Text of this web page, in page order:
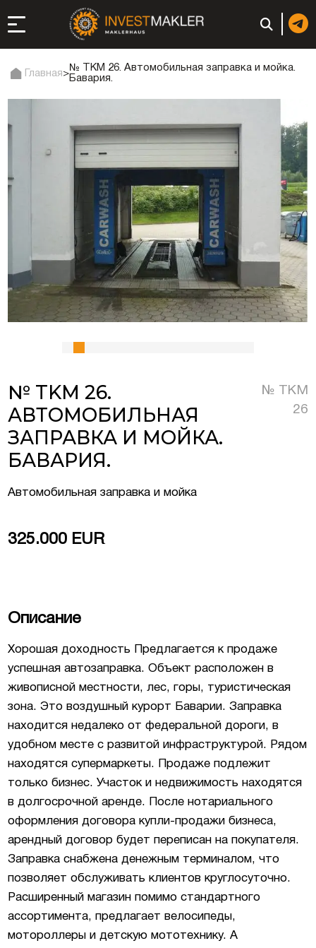
в Италии
и
регистрация или
компании
в ОАЭ | Открыть
Австрии
недвижимость
Главная>
№ TKM 26. Автомобильная заправка и мойка.
Бавария.
№ TKM 26.
АВТОМОБИЛЬНАЯ
ЗАПРАВКА И МОЙКА.
БАВАРИЯ.
№ TKM
26
Автомобильная заправка и мойка
325.000 EUR
Описание
Хорошая доходность Предлагается к продаже
успешная автозаправка. Объект расположен в
живописной местности, лес, горы, туристическая
зона. Это воздушный курорт Баварии. Заправка
находится недалеко от федеральной дороги, в
удобном месте с развитой инфраструктурой. Рядом
находятся супермаркеты. Продаже подлежит
только бизнес. Участок и недвижимость находятся
в долгосрочной аренде. После нотариального
оформления договора купли-продажи бизнеса,
арендный договор будет переписан на покупателя.
Заправка снабжена денежным терминалом, что
позволяет обслуживать клиентов круглосуточно.
Расширенный магазин помимо стандартного
ассортимента, предлагает велосипеды,
мотороллеры и детскую мототехнику. А